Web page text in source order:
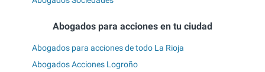
Abogados para acciones en tu ciudad
Abogados para acciones de todo La Rioja
Abogados Acciones Logroño